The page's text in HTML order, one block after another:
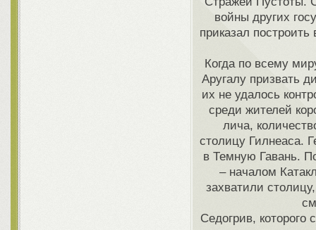
войны других
приказал построить
Когда по всему
Аругалу призвать
их не удалось
среди жителей
лича,
столицу Гилнеаса.
в Темную Гавань.
– началом
захватили
Седогрив, которого